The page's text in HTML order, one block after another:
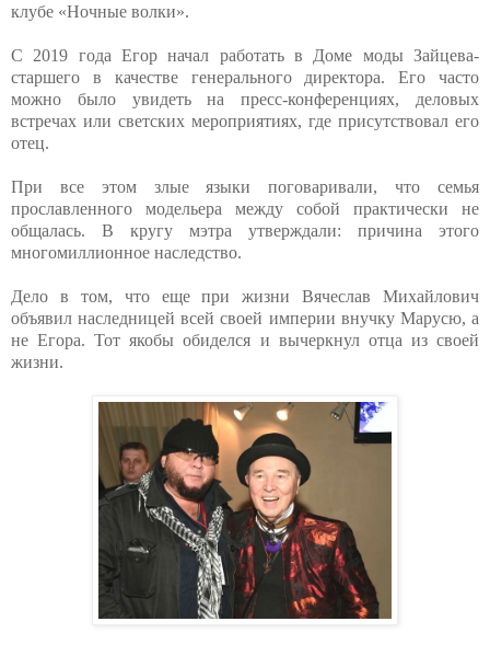
клубе «Ночные волки».
С 2019 года Егор начал работать в Доме моды Зайцева-
старшего в качестве генерального директора. Его часто
можно было увидеть на пресс-конференциях, деловых
встречах или светских мероприятиях, где присутствовал его
отец.
При все этом злые языки поговаривали, что семья
прославленного модельера между собой практически не
общалась. В кругу мэтра утверждали: причина этого
многомиллионное наследство.
Дело в том, что еще при жизни Вячеслав Михайлович
объявил наследницей всей своей империи внучку Марусю, а
не Егора. Тот якобы обиделся и вычеркнул отца из своей
жизни.